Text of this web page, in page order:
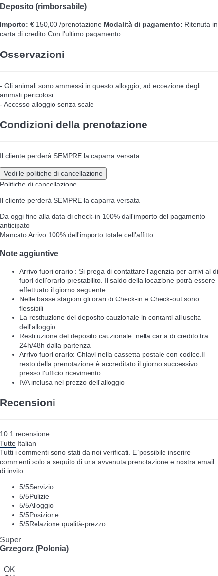
Deposito (rimborsabile)
Importo: € 150,00 /prenotazione Modalità di pagamento: Ritenuta in
carta di credito Con l'ultimo pagamento.
Osservazioni
- Gli animali sono ammessi in questo alloggio, ad eccezione degli
animali pericolosi
- Accesso alloggio senza scale
Condizioni della prenotazione
Il cliente perderà SEMPRE la caparra versata
Vedi le politiche di cancellazione
Politiche di cancellazione
Il cliente perderà SEMPRE la caparra versata
Da oggi fino alla data di check-in 100% dall'importo del pagamento
anticipato
Mancato Arrivo 100% dell'importo totale dell'affitto
Note aggiuntive
Arrivo fuori orario : Si prega di contattare l'agenzia per arrivi al di
fuori dell'orario prestabilito. Il saldo della locazione potrà essere
effettuato il giorno seguente
Nelle basse stagioni gli orari di Check-in e Check-out sono
flessibili
La restituzione del deposito cauzionale in contanti all'uscita
dell'alloggio.
Restituzione del deposito cauzionale: nella carta di credito tra
24h/48h dalla partenza
Arrivo fuori orario: Chiavi nella cassetta postale con codice.Il
resto della prenotazione è accreditato il giorno successivo
presso l'ufficio ricevimento
IVA inclusa nel prezzo dell'alloggio
Recensioni
10 1 recensione
Tutte Italian
Tutti i commenti sono stati da noi verificati. E`possibile inserire
commenti solo a seguito di una avvenuta prenotazione e nostra email
di invito.
5/5Servizio
5/5Pulizie
5/5Alloggio
5/5Posizione
5/5Relazione qualità-prezzo
Super
Grzegorz (Polonia)
OK